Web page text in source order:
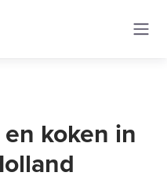
koken in